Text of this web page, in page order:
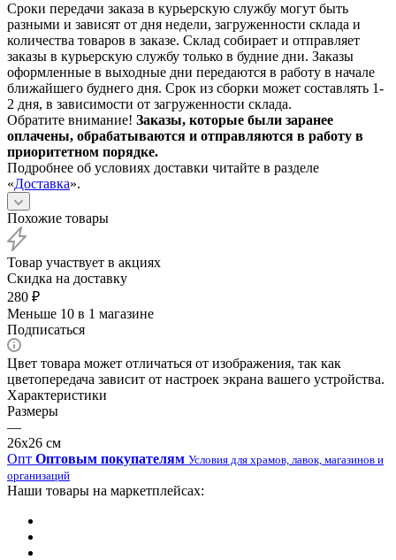
Сроки передачи заказа в курьерскую службу могут быть
разными и зависят от дня недели, загруженности склада и
количества товаров в заказе. Склад собирает и отправляет
заказы в курьерскую службу только в будние дни. Заказы
оформленные в выходные дни передаются в работу в начале
ближайшего буднего дня. Срок из сборки может составлять 1-
2 дня, в зависимости от загруженности склада.
Обратите внимание! Заказы, которые были заранее
оплачены, обрабатываются и отправляются в работу в
приоритетном порядке.
Подробнее об условиях доставки читайте в разделе
«Доставка».
Похожие товары
Товар участвует в акциях
Скидка на доставку
280 ₽
Меньше 10 в 1 магазине
Подписаться
Цвет товара может отличаться от изображения, так как
цветопередача зависит от настроек экрана вашего устройства.
Характеристики
Размеры
—
26х26 см
Опт Оптовым покупателям Условия для храмов, лавок, магазинов и
организаций
Наши товары на маркетплейсах: